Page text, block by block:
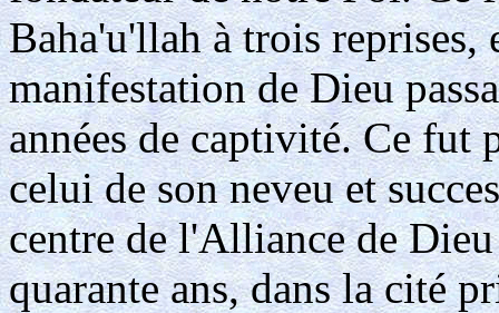
Baha'u'llah à trois reprises,
manifestation de Dieu
années de captivité. Ce fut
celui de son neveu et
centre de l'Alliance de
quarante ans, dans la cité